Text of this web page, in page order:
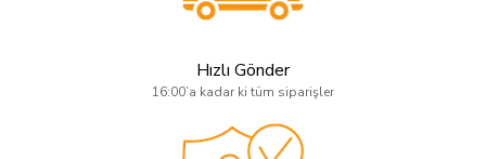
Hızlı Gönder
16:00’a kadar ki tüm siparişler